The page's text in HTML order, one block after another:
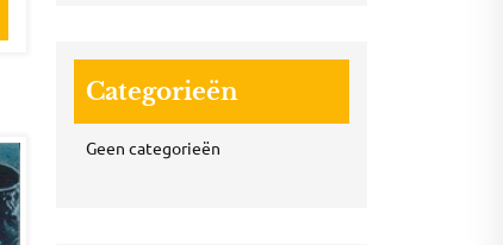
Categorieën
Geen categorieën